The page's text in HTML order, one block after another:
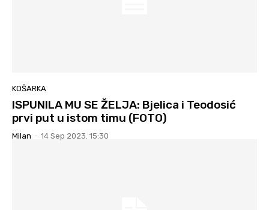
KOŠARKA
ISPUNILA MU SE ŽELJA: Bjelica i Teodosić
prvi put u istom timu (FOTO)
Milan - 14 Sep 2023. 15:30